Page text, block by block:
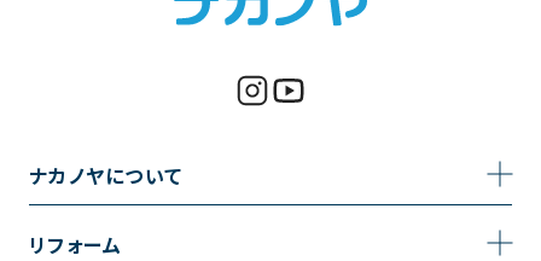
ナカノヤについて
事業内容
リフォーム